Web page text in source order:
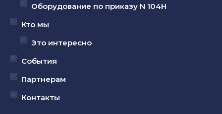
Оборудование по приказу N 104Н
Кто мы
Это интересно
События
Партнерам
Контакты